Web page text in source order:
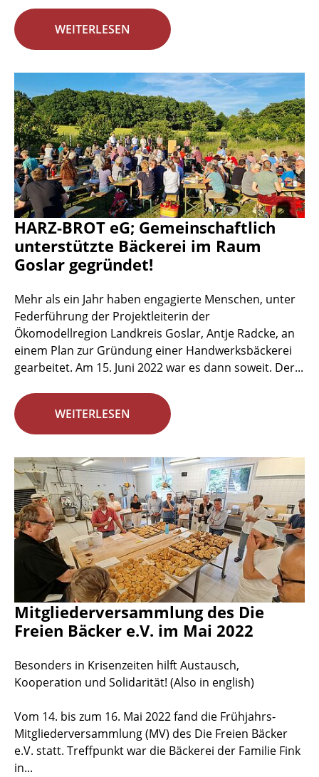
WEITERLESEN
HARZ-BROT eG; Gemeinschaftlich
unterstützte Bäckerei im Raum
Goslar gegründet!
Mehr als ein Jahr haben engagierte Menschen, unter
Federführung der Projektleiterin der
Ökomodellregion Landkreis Goslar, Antje Radcke, an
einem Plan zur Gründung einer Handwerksbäckerei
gearbeitet. Am 15. Juni 2022 war es dann soweit. Der...
WEITERLESEN
Mitgliederversammlung des Die
Freien Bäcker e.V. im Mai 2022
Besonders in Krisenzeiten hilft Austausch,
Kooperation und Solidarität! (Also in english)
Vom 14. bis zum 16. Mai 2022 fand die Frühjahrs-
Mitgliederversammlung (MV) des Die Freien Bäcker
e.V. statt. Treffpunkt war die Bäckerei der Familie Fink
in...